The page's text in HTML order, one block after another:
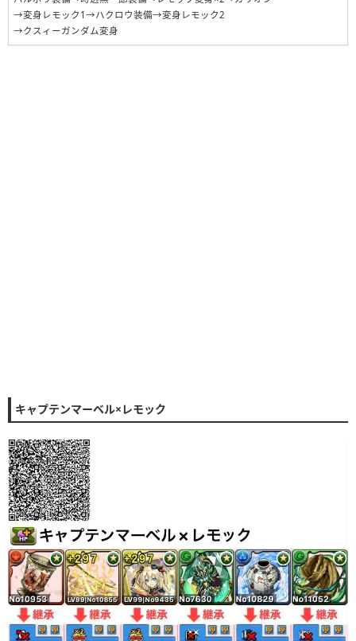
→変身レモック1→ハクロウ装備→変身レモック2
→クスィーガンダム変身
キャプテンマーベル×レモック